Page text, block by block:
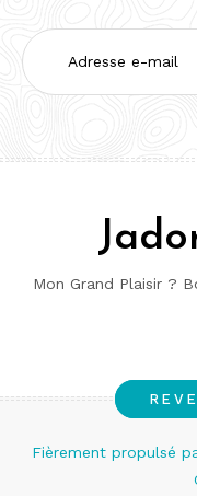
Adresse
e-
mail
Mon Grand Plaisir ?
Fièrement propulsé